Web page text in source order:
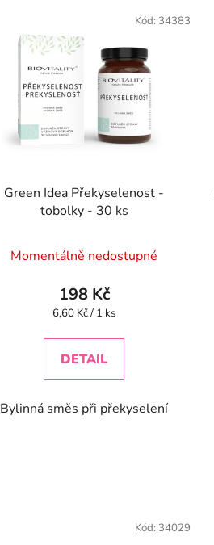
Green Idea Překyselenost -
tobolky - 30 ks
Momentálně nedostupné
198 Kč
Měrná
6,60 Kč / 1 ks
DETAIL
Bylinná směs při překyselení
Kód: 34383
Kód: 34029